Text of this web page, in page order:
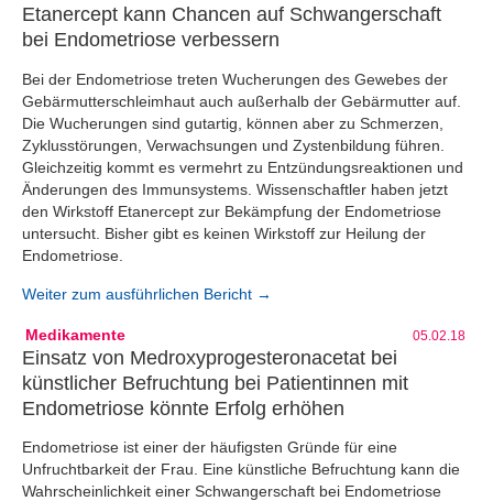
Etanercept kann Chancen auf Schwangerschaft
bei Endometriose verbessern
Bei der Endometriose treten Wucherungen des Gewebes der
Gebärmutterschleimhaut auch außerhalb der Gebärmutter auf.
Die Wucherungen sind gutartig, können aber zu Schmerzen,
Zyklusstörungen, Verwachsungen und Zystenbildung führen.
Gleichzeitig kommt es vermehrt zu Entzündungsreaktionen und
Änderungen des Immunsystems. Wissenschaftler haben jetzt
den Wirkstoff Etanercept zur Bekämpfung der Endometriose
untersucht. Bisher gibt es keinen Wirkstoff zur Heilung der
Endometriose.
Weiter zum ausführlichen Bericht →
Medikamente 05.02.18
Einsatz von Medroxyprogesteronacetat bei
künstlicher Befruchtung bei Patientinnen mit
Endometriose könnte Erfolg erhöhen
Endometriose ist einer der häufigsten Gründe für eine
Unfruchtbarkeit der Frau. Eine künstliche Befruchtung kann die
Wahrscheinlichkeit einer Schwangerschaft bei Endometriose